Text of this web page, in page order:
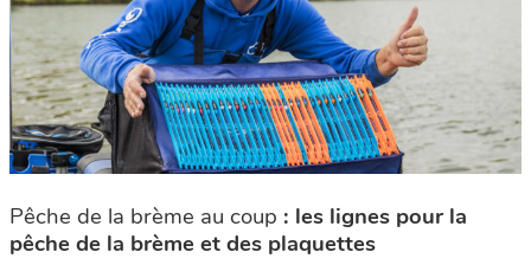
Pêche de la brème au coup : les lignes pour la
pêche de la brème et des plaquettes